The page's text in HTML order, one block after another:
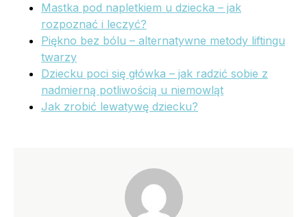
Mastka pod napletkiem u dziecka – jak
rozpoznać i leczyć?
Piękno bez bólu – alternatywne metody liftingu
twarzy
Dziecku poci się główka – jak radzić sobie z
nadmierną potliwością u niemowląt
Jak zrobić lewatywę dziecku?